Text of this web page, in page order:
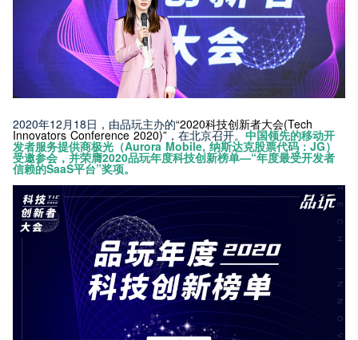
2020年12月18日，由品玩主办的“2020科技创新者大会(Tech
Innovators Conference 2020)”，在北京召开。中国领先的移动开
发者服务提供商极光（Aurora Mobile, 纳斯达克股票代码：JG）
受邀参会，并荣膺2020品玩年度科技创新榜单—“年度最受开发者
信赖的SaaS平台”奖项。